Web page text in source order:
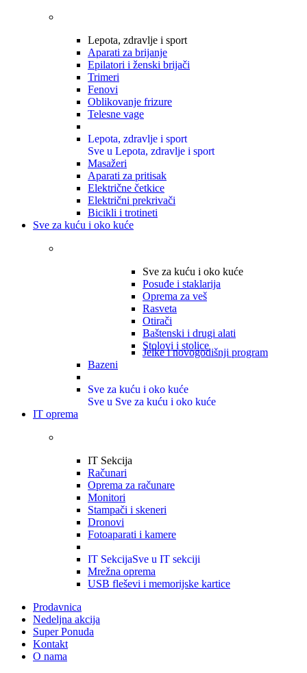
Lepota, zdravlje i sport
Aparati za brijanje
Epilatori i ženski brijači
Trimeri
Fenovi
Oblikovanje frizure
Telesne vage
Lepota, zdravlje i sport
Sve u Lepota, zdravlje i sport
Masažeri
Aparati za pritisak
Električne četkice
Električni prekrivači
Bicikli i trotineti
Sve za kuću i oko kuće
Sve za kuću i oko kuće
Posuđe i staklarija
Oprema za veš
Rasveta
Otirači
Baštenski i drugi alati
Stolovi i stolice
Jelke i novogodišnji program
Bazeni
Sve za kuću i oko kuće
Sve u Sve za kuću i oko kuće
IT oprema
IT Sekcija
Računari
Oprema za računare
Monitori
Stampači i skeneri
Dronovi
Fotoaparati i kamere
IT SekcijaSve u IT sekciji
Mrežna oprema
USB fleševi i memorijske kartice
Prodavnica
Nedeljna akcija
Super Ponuda
Kontakt
O nama